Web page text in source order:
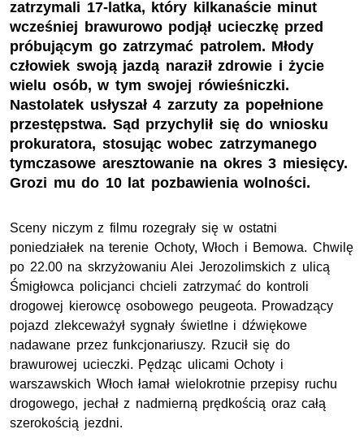
zatrzymali 17-latka, który kilkanaście minut
wcześniej brawurowo podjął ucieczkę przed
próbującym go zatrzymać patrolem. Młody
człowiek swoją jazdą naraził zdrowie i życie
wielu osób, w tym swojej rówieśniczki.
Nastolatek usłyszał 4 zarzuty za popełnione
przestępstwa. Sąd przychylił się do wniosku
prokuratora, stosując wobec zatrzymanego
tymczasowe aresztowanie na okres 3 miesięcy.
Grozi mu do 10 lat pozbawienia wolności.
Sceny niczym z filmu rozegrały się w ostatni
poniedziałek na terenie Ochoty, Włoch i Bemowa. Chwilę
po 22.00 na skrzyżowaniu Alei Jerozolimskich z ulicą
Śmigłowca policjanci chcieli zatrzymać do kontroli
drogowej kierowcę osobowego peugeota. Prowadzący
pojazd zlekceważył sygnały świetlne i dźwiękowe
nadawane przez funkcjonariuszy. Rzucił się do
brawurowej ucieczki. Pędząc ulicami Ochoty i
warszawskich Włoch łamał wielokrotnie przepisy ruchu
drogowego, jechał z nadmierną prędkością oraz całą
szerokością jezdni.